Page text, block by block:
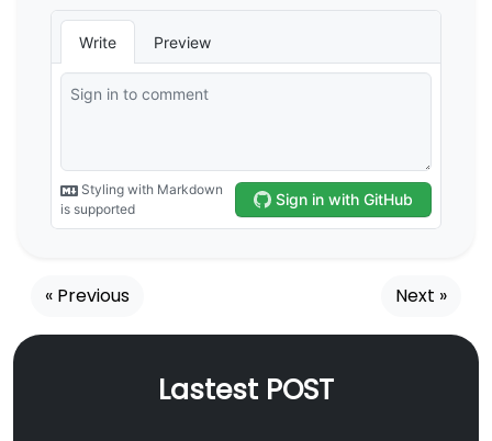
« Previous Next »
Lastest POST